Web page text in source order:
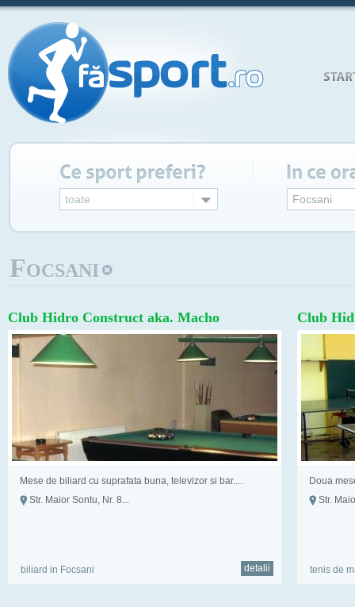
toate Focsani
Focsani
Club Hidro Construct aka. Macho
Mese de biliard cu suprafata buna, televizor si bar....
Str. Maior Sontu, Nr. 8...
biliard in Focsani detalii
Club
Doua
Str.
tenis de